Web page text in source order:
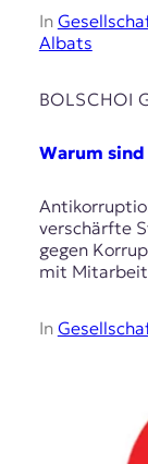
In
Albats
BOLSCHOI
Warum
verschärfte
gegen
mit
In